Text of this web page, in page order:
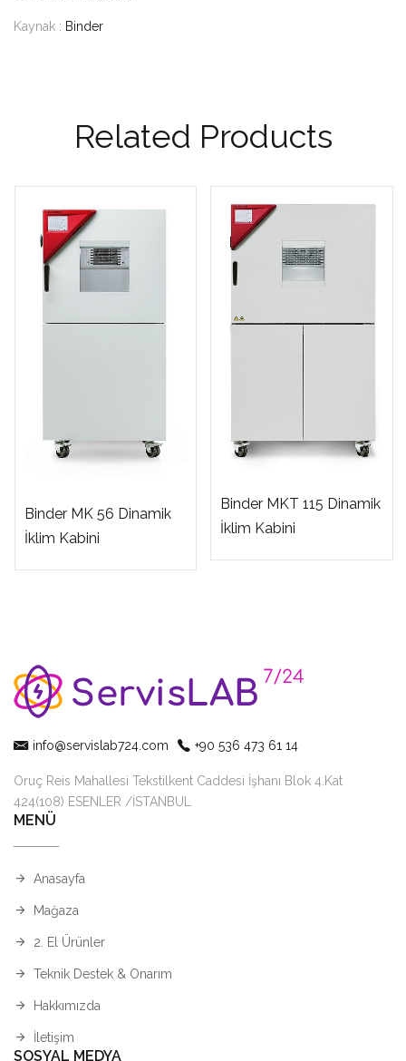
Kaynak : Binder
Related Products
Binder MK 56 Dinamik
İklim Kabini
Binder MKT 115 Dinamik
İklim Kabini
info@servislab724.com +90 536 473 61 14
Oruç Reis Mahallesi Tekstilkent Caddesi İşhanı Blok 4.Kat
424(108) ESENLER /İSTANBUL
MENÜ
Anasayfa
Mağaza
2. El Ürünler
Teknik Destek & Onarım
Hakkımızda
İletişim
SOSYAL MEDYA